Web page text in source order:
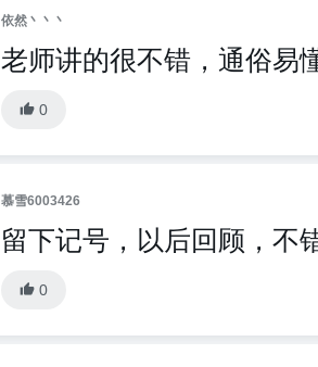
依然丶丶丶
老师讲的很不错，通俗易
0
慕雪6003426
留下记号，以后回顾，不
0